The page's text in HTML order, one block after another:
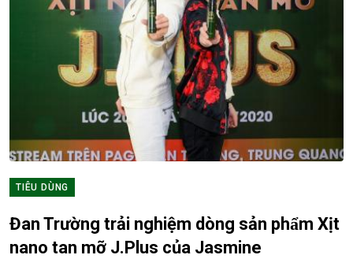
TIÊU DÙNG
Đan Trường trải nghiệm dòng sản phẩm Xịt
nano tan mỡ J.Plus của Jasmine